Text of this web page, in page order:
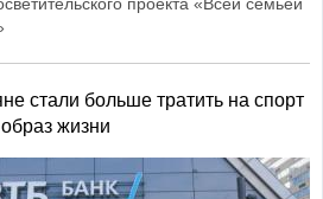
стали больше тратить на спорт
жизни